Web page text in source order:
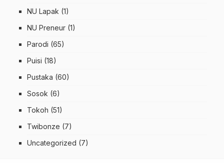
NU Lapak (1)
NU Preneur (1)
Parodi (65)
Puisi (18)
Pustaka (60)
Sosok (6)
Tokoh (51)
Twibonze (7)
Uncategorized (7)